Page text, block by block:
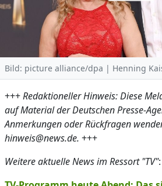
Bild: picture alliance/dpa | Henning
+++Redaktioneller Hinweis: Diese
auf Material der Deutschen Presse-
Anmerkungen oder Rückfragen
hinweis@news.de. +++
Weitere aktuelle News im Ressort "TV":